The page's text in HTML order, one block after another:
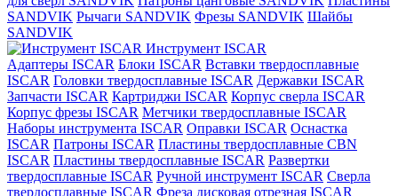
SANDVIK Рычаги SANDVIK Фрезы SANDVIK Шайбы
SANDVIK
Инструмент ISCAR
Адаптеры ISCAR Блоки ISCAR Вставки твердосплавные
ISCAR Головки твердосплавные ISCAR Державки ISCAR
Запчасти ISCAR Картриджи ISCAR Корпус сверла ISCAR
Корпус фрезы ISCAR Метчики твердосплавные ISCAR
Наборы инструмента ISCAR Оправки ISCAR Оснастка
ISCAR Патроны ISCAR Пластины твердосплавные CBN
ISCAR Пластины твердосплавные ISCAR Развертки
твердосплавные ISCAR Ручной инструмент ISCAR Сверла
твердосплавные ISCAR Фреза дисковая отрезная ISCAR